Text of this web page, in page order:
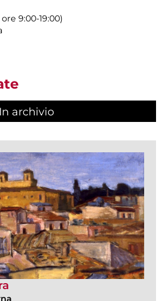
9:00-19:00)
In archivio